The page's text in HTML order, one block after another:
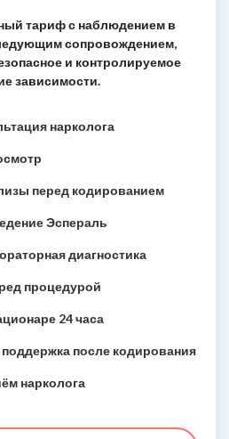
тариф с наблюдением в
сопровождением,
и контролируемое
зависимости.
нарколога
перед кодированием
Эспераль
диагностика
процедурой
24 часа
после кодирования
нарколога